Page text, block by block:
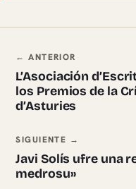
Navegación
← ANTERIOR
L’Asociación
los Premios de la
d’Asturies
SIGUIENTE →
Javi Solís ufre una
medrosu»